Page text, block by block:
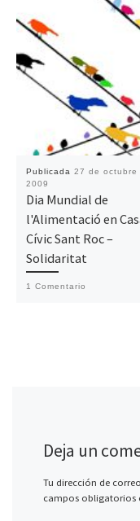
Publicada 27 de octubre
2009
Dia Mundial de
l'Alimentació en
Cívic Sant Roc –
Solidaritat
1 Comentario
Deja un
Tu dirección de
campos obligatorios